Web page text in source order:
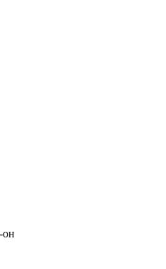
он